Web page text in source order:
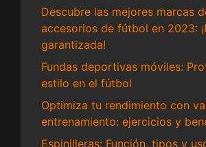
Descubre las mejores marcas
accesorios de fútbol en 2023:
garantizada!
Fundas deportivas móviles:
estilo en el fútbol
Optimiza tu rendimiento con
entrenamiento: ejercicios y
Espinilleras: Función, tipos y